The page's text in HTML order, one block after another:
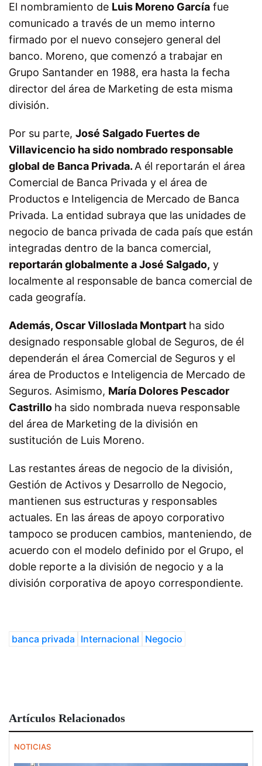
El nombramiento de Luis Moreno García fue
comunicado a través de un memo interno
firmado por el nuevo consejero general del
banco. Moreno, que comenzó a trabajar en
Grupo Santander en 1988, era hasta la fecha
director del área de Marketing de esta misma
división.
Por su parte, José Salgado Fuertes de
Villavicencio ha sido nombrado responsable
global de Banca Privada.A él reportarán el área
Comercial de Banca Privada y el área de
Productos e Inteligencia de Mercado de Banca
Privada. La entidad subraya que las unidades de
negocio de banca privada de cada país que están
integradas dentro de la banca comercial,
reportarán globalmente a José Salgado, y
localmente al responsable de banca comercial de
cada geografía.
Además, Oscar Villoslada Montpart ha sido
designado responsable global de Seguros, de él
dependerán el área Comercial de Seguros y el
área de Productos e Inteligencia de Mercado de
Seguros. Asimismo, María Dolores Pescador
Castrillo ha sido nombrada nueva responsable
del área de Marketing de la división en
sustitución de Luis Moreno.
Las restantes áreas de negocio de la división,
Gestión de Activos y Desarrollo de Negocio,
mantienen sus estructuras y responsables
actuales. En las áreas de apoyo corporativo
tampoco se producen cambios, manteniendo, de
acuerdo con el modelo definido por el Grupo, el
doble reporte a la división de negocio y a la
división corporativa de apoyo correspondiente.
banca privada Internacional Negocio
Artículos Relacionados
NOTICIAS